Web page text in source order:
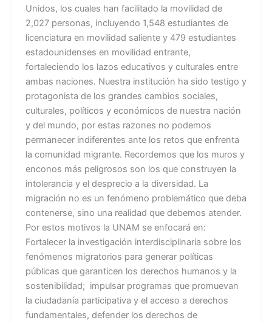
Unidos, los cuales han facilitado la movilidad de
2,027 personas, incluyendo 1,548 estudiantes de
licenciatura en movilidad saliente y 479 estudiantes
estadounidenses en movilidad entrante,
fortaleciendo los lazos educativos y culturales entre
ambas naciones. Nuestra institución ha sido testigo y
protagonista de los grandes cambios sociales,
culturales, políticos y económicos de nuestra nación
y del mundo, por estas razones no podemos
permanecer indiferentes ante los retos que enfrenta
la comunidad migrante. Recordemos que los muros y
enconos más peligrosos son los que construyen la
intolerancia y el desprecio a la diversidad. La
migración no es un fenómeno problemático que deba
contenerse, sino una realidad que debemos atender.
Por estos motivos la UNAM se enfocará en:
Fortalecer la investigación interdisciplinaria sobre los
fenómenos migratorios para generar políticas
públicas que garanticen los derechos humanos y la
sostenibilidad; impulsar programas que promuevan
la ciudadanía participativa y el acceso a derechos
fundamentales, defender los derechos de